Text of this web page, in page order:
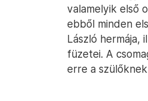
valamelyik első
ebből minden
László hermája,
füzetei. A
erre a